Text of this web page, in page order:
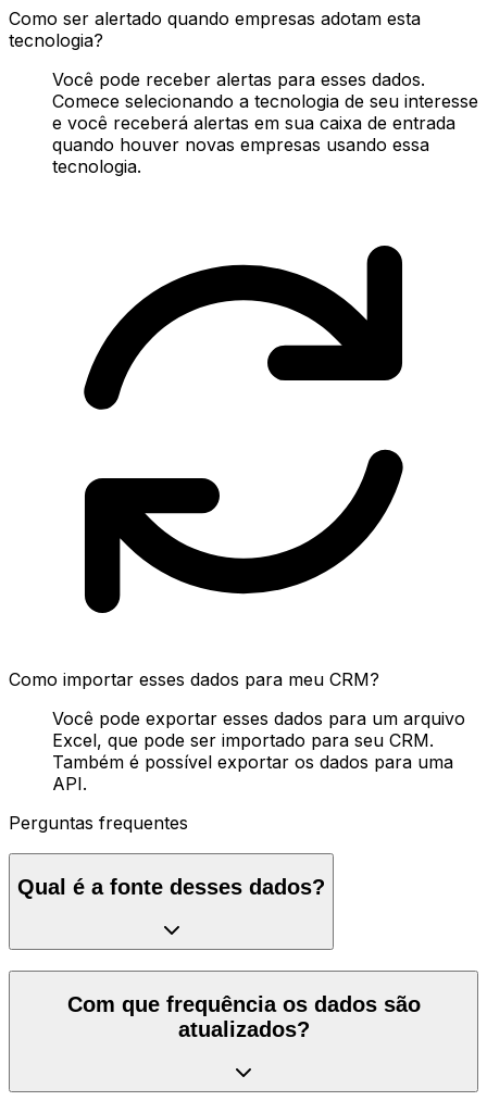
Como ser alertado quando empresas adotam esta
tecnologia?
Você pode receber alertas para esses dados.
Comece selecionando a tecnologia de seu interesse
e você receberá alertas em sua caixa de entrada
quando houver novas empresas usando essa
tecnologia.
Como importar esses dados para meu CRM?
Você pode exportar esses dados para um arquivo
Excel, que pode ser importado para seu CRM.
Também é possível exportar os dados para uma
API.
Perguntas frequentes
Qual é a fonte desses dados?
Com que frequência os dados são
atualizados?